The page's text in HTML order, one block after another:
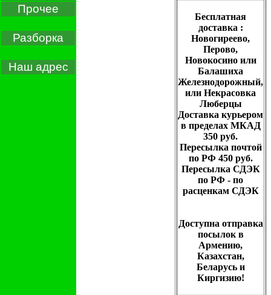
Прочее
Разборка
Наш адрес
Бесплатная
доставка :
Новогиреево,
Перово,
Новокосино или
Балашиха
Железнодорожный,
или Некрасовка
Люберцы
Доставка курьером
в пределах МКАД
350 руб.
Пересылка почтой
по РФ 450 руб.
Пересылка СДЭК
по РФ - по
расценкам СДЭК
Доступна отправка
посылок в
Армению,
Казахстан,
Беларусь и
Киргизию!